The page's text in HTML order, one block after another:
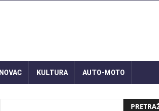
NOVAC KULTURA AUTO-MOTO